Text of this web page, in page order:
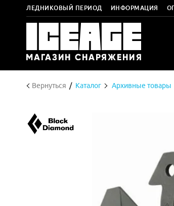
ЛЕДНИКОВЫЙ ПЕРИОД ИНФОРМАЦИЯ
Вернуться Каталог Архивные товары